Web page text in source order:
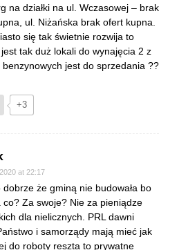
na działki na ul. Wczasowej – brak
ul. Niżańska brak ofert kupna.
się tak świetnie rozwija to
tak duż lokali do wynajęcia 2 z
benzynowych jest do sprzedania ??
+3
at 22:17
dobrze że gminą nie budowała bo
co? Za swoje? Nie za pieniądze
dla nielicznych. PRL dawni
i samorządy mają mieć jak
do roboty reszta to prywatne